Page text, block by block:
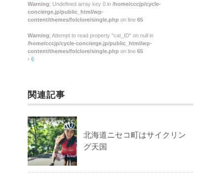
Warning: Undefined array key 0 in /home/cccjp/cycle-
concierge.jp/public_html/wp-
content/themes/folclore/single.php on line 65
Warning: Attempt to read property "cat_ID" on null in
/home/cccjp/cycle-concierge.jp/public_html/wp-
content/themes/folclore/single.php on line 65
› 6
関連記事
北海道ニセコ町はサイクリン
グ天国